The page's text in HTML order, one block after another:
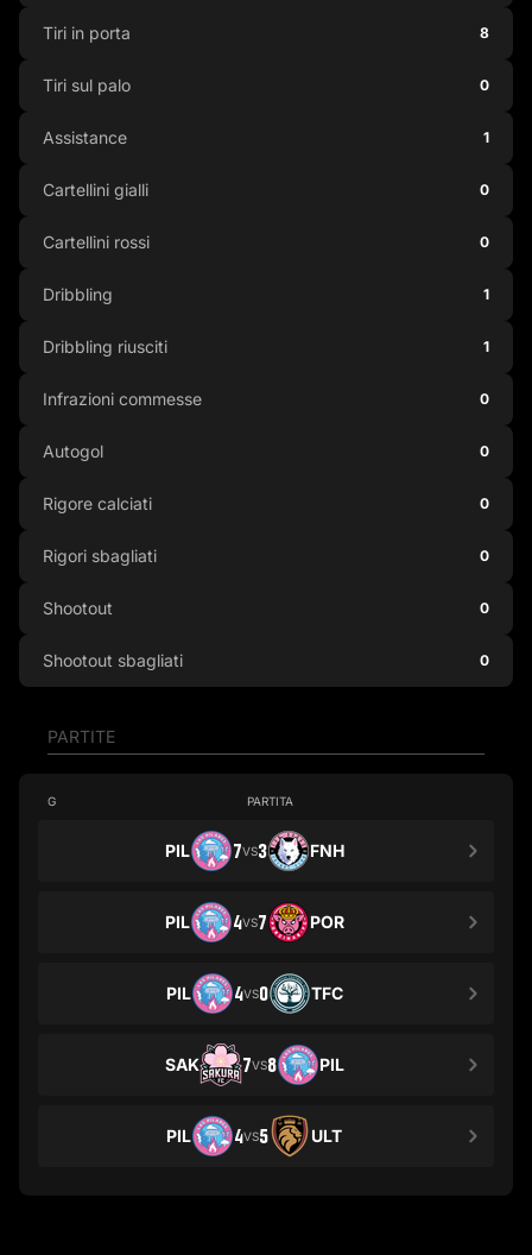
PARTITE
G PARTITA
PIL 7VS3 FNH
PIL 4VS7 POR
PIL 4VS0 TFC
SAK 7VS8 PIL
PIL 4VS5 ULT
Tiri in porta 8
Tiri sul palo 0
Assistance 1
Cartellini gialli 0
Cartellini rossi 0
Dribbling 1
Dribbling riusciti 1
Infrazioni commesse 0
Autogol 0
Rigore calciati 0
Rigori sbagliati 0
Shootout 0
Shootout sbagliati 0